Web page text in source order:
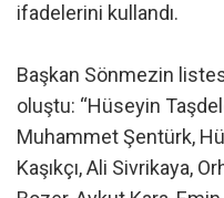
ifadelerini kullandı.
Başkan Sönmezin
oluştu: “Hüseyin
Muhammet Şentürk,
Kaşıkçı, Ali Sivrikaya,